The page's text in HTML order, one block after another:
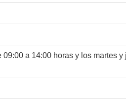
a 14:00 horas y los martes y